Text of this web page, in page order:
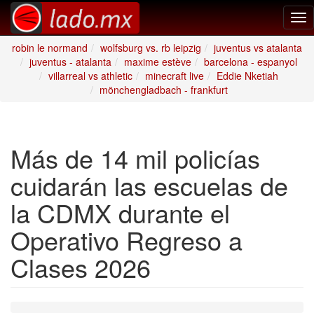
robin le normand
wolfsburg vs. rb leipzig
juventus vs atalanta
juventus - atalanta
maxime estève
barcelona - espanyol
villarreal vs athletic
minecraft live
Eddie Nketiah
mönchengladbach - frankfurt
Más de 14 mil policías
cuidarán las escuelas de
la CDMX durante el
Operativo Regreso a
Clases 2026